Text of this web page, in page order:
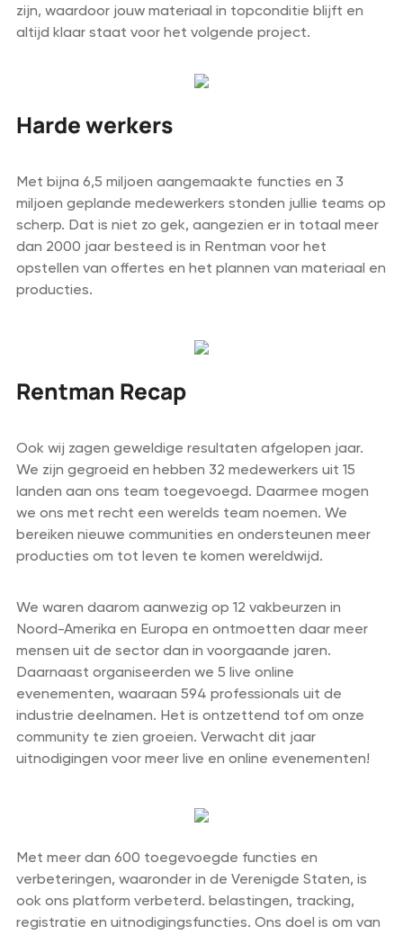
zijn, waardoor jouw materiaal in topconditie blijft en
altijd klaar staat voor het volgende project.
Harde werkers
Met bijna 6,5 miljoen aangemaakte functies en 3
miljoen geplande medewerkers stonden jullie teams op
scherp. Dat is niet zo gek, aangezien er in totaal meer
dan 2000 jaar besteed is in Rentman voor het
opstellen van offertes en het plannen van materiaal en
producties.
Rentman Recap
Ook wij zagen geweldige resultaten afgelopen jaar.
We zijn gegroeid en hebben 32 medewerkers uit 15
landen aan ons team toegevoegd. Daarmee mogen
we ons met recht een werelds team noemen. We
bereiken nieuwe communities en ondersteunen meer
producties om tot leven te komen wereldwijd.
We waren daarom aanwezig op 12 vakbeurzen in
Noord-Amerika en Europa en ontmoetten daar meer
mensen uit de sector dan in voorgaande jaren.
Daarnaast organiseerden we 5 live online
evenementen, waaraan 594 professionals uit de
industrie deelnamen. Het is ontzettend tof om onze
community te zien groeien. Verwacht dit jaar
uitnodigingen voor meer live en online evenementen!
Met meer dan 600 toegevoegde functies en
verbeteringen, waaronder in de Verenigde Staten, is
ook ons platform verbeterd. belastingen, tracking,
registratie en uitnodigingsfuncties. Ons doel is om van